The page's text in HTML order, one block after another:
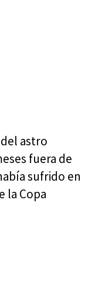
astro
fuera de
sufrido en
la Copa